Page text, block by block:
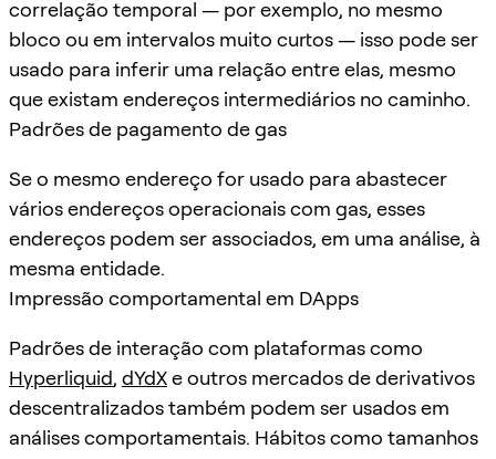
correlação temporal — por exemplo, no mesmo
bloco ou em intervalos muito curtos — isso pode ser
usado para inferir uma relação entre elas, mesmo
que existam endereços intermediários no caminho.
Padrões de pagamento de gas
Se o mesmo endereço for usado para abastecer
vários endereços operacionais com gas, esses
endereços podem ser associados, em uma análise, à
mesma entidade.
Impressão comportamental em DApps
Padrões de interação com plataformas como
Hyperliquid, dYdXe outros mercados de derivativos
descentralizados também podem ser usados em
análises comportamentais. Hábitos como tamanhos